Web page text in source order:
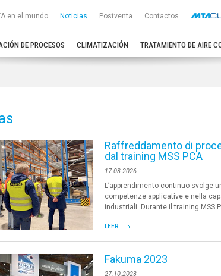
DE PROCESOS CLIMATIZACIÓN TRATAMIENTO DE AIRE
en el mundo Noticias Postventa Contactos
Raffreddamento di
dal training MSS PCA
17.03.2026
L’apprendimento continuo svolge
competenze applicative e nella
industriali. Durante il training MSS
LEER
Fakuma 2023
27.10.2023